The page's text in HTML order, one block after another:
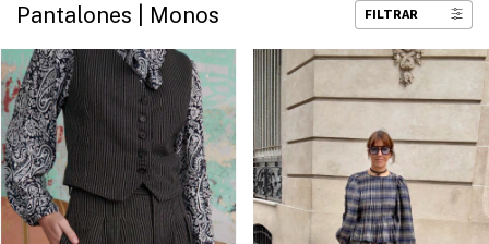
Pantalones | Monos FILTRAR